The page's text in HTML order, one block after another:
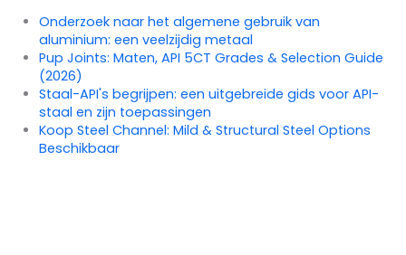
Onderzoek naar het algemene gebruik van
aluminium: een veelzijdig metaal
Pup Joints: Maten, API 5CT Grades & Selection Guide
(2026)
Staal-API's begrijpen: een uitgebreide gids voor API-
staal en zijn toepassingen
Koop Steel Channel: Mild & Structural Steel Options
Beschikbaar